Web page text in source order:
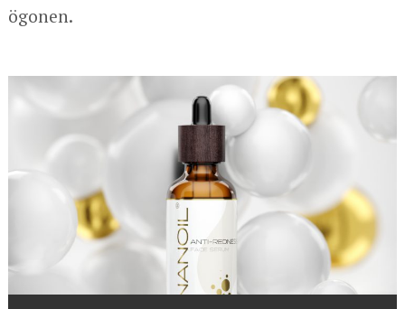
ögonen.